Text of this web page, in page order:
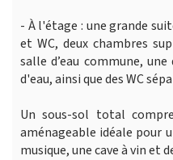
- À l'étage : une grande
et WC, deux chambres
salle d’eau commune,
d'eau, ainsi que des WC
Un sous-sol total
aménageable idéale pour
musique, une cave à vin et